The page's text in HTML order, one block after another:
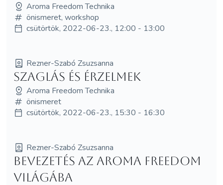
Aroma Freedom Technika
önismeret, workshop
csütörtök, 2022-06-23., 12:00 - 13:00
Rezner-Szabó Zsuzsanna
Szaglás és érzelmek
Aroma Freedom Technika
önismeret
csütörtök, 2022-06-23., 15:30 - 16:30
Rezner-Szabó Zsuzsanna
Bevezetés az Aroma Freedom
világába